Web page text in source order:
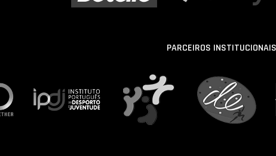
PARCEIROS INSTITUCIONAIS